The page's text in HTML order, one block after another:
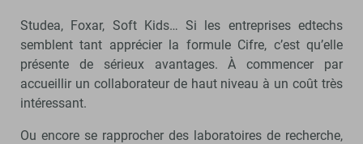
Studea, Foxar, Soft Kids… Si les entreprises edtechs
semblent tant apprécier la formule Cifre, c’est qu’elle
présente de sérieux avantages. À commencer par
accueillir un collaborateur de haut niveau à un coût très
intéressant.
Ou encore se rapprocher des laboratoires de recherche,